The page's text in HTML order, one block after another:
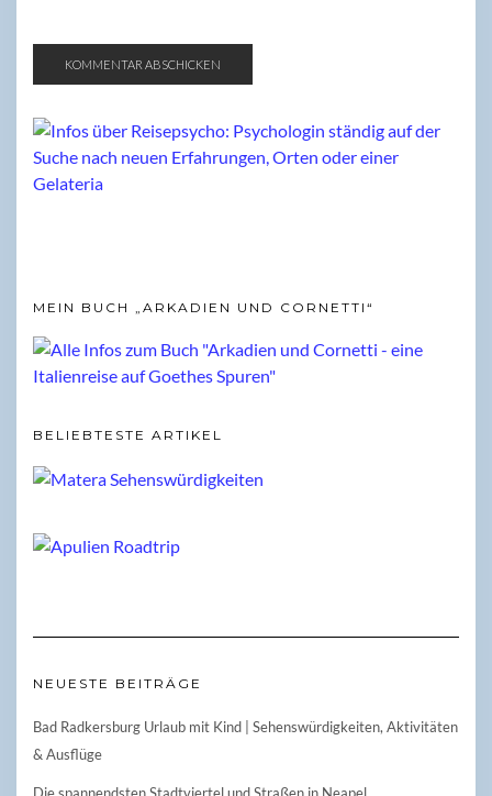
MEIN BUCH „ARKADIEN UND CORNETTI“
BELIEBTESTE ARTIKEL
NEUESTE BEITRÄGE
Bad Radkersburg Urlaub mit Kind | Sehenswürdigkeiten, Aktivitäten
& Ausflüge